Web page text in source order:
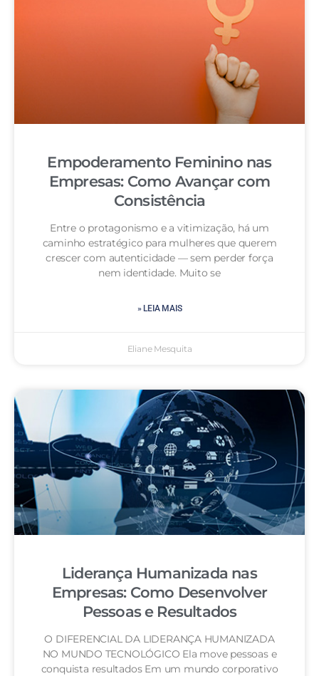
Empoderamento Feminino nas
Empresas: Como Avançar com
Consistência
Entre o protagonismo e a vitimização, há um
caminho estratégico para mulheres que querem
crescer com autenticidade — sem perder força
nem identidade. Muito se
» LEIA MAIS
Eliane Mesquita
Liderança Humanizada nas
Empresas: Como Desenvolver
Pessoas e Resultados
O DIFERENCIAL DA LIDERANÇA HUMANIZADA
NO MUNDO TECNOLÓGICO Ela move pessoas e
conquista resultados Em um mundo corporativo